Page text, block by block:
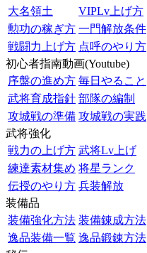
大名領土
VIPLv上げ方
勲功の稼ぎ方 一門解放条件
戦闘力上げ方 点呼のやり方
初心者指南動画(Youtube)
序盤の進め方 毎日やること
武将育成指針 部隊の編制
攻城戦の準備 攻城戦の実践
武将強化
戦力の上げ方 武将Lv上げ
練達素材集め 将星ランク
伝授のやり方 兵装解放
装備品
装備強化方法 装備錬成方法
逸品装備一覧 逸品鍛錬方法